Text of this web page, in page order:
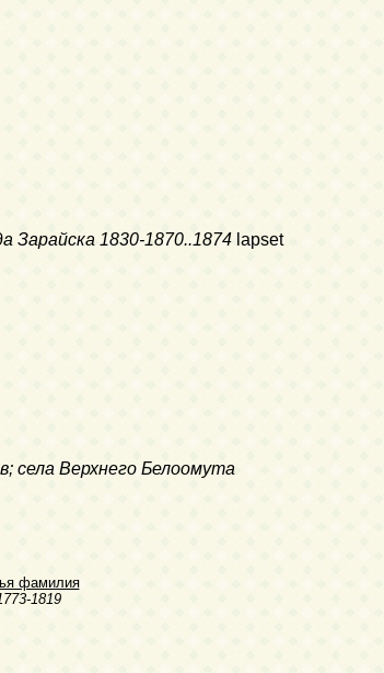
Зарайска 1830-1870..1874 lapset
села Верхнего Белоомута
фамилия
1819